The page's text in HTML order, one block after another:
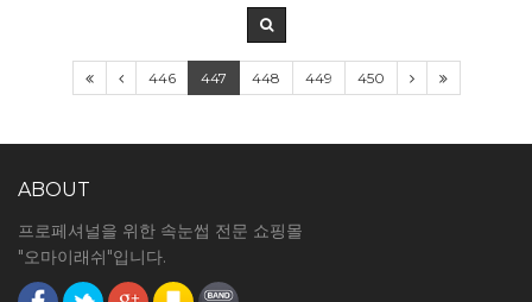
446 447 448 449 450
ABOUT
프로페셔널을 위한 속눈썹 전문 쇼핑몰
"오마이래쉬"입니다.